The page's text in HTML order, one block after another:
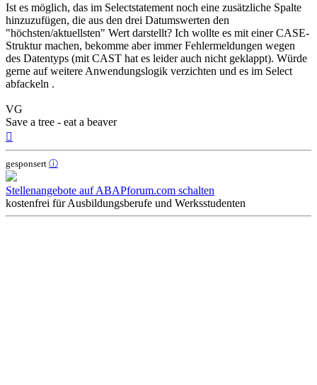
Ist es möglich, das im Selectstatement noch eine zusätzliche Spalte
hinzuzufügen, die aus den drei Datumswerten den
"höchsten/aktuellsten" Wert darstellt? Ich wollte es mit einer CASE-
Struktur machen, bekomme aber immer Fehlermeldungen wegen
des Datentyps (mit CAST hat es leider auch nicht geklappt). Würde
gerne auf weitere Anwendungslogik verzichten und es im Select
abfackeln .
VG
Save a tree - eat a beaver
gesponsert ⓘ
Stellenangebote auf ABAPforum.com schalten
kostenfrei für Ausbildungsberufe und Werksstudenten